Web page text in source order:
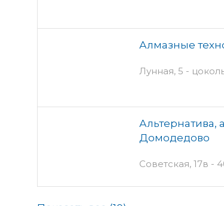
Алмазные
Лунная, 5 -
Альтернатива,
Домодедово
Советская, 17в -